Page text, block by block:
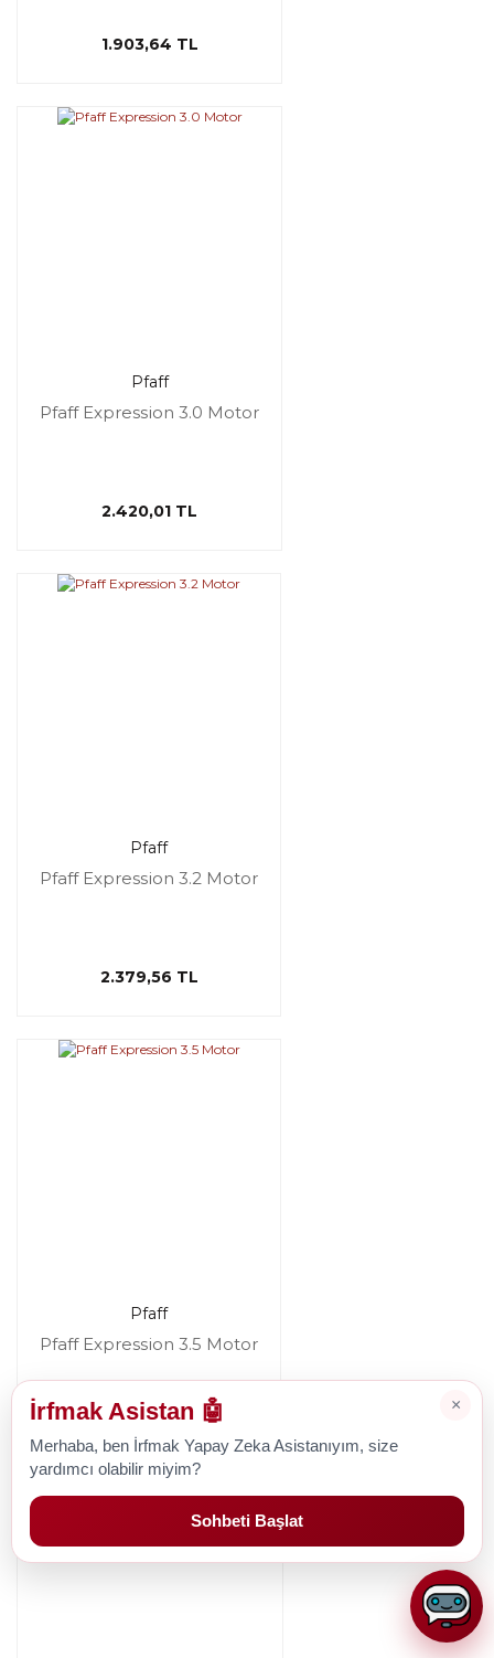
1.903,64 TL
Pfaff
Pfaff Expression 3.0 Motor
2.420,01 TL
Pfaff
Pfaff Expression 3.2 Motor
2.379,56 TL
Pfaff
Pfaff Expression 3.5 Motor
2.379,56 TL
×
İrfmak Asistan 🤖
Merhaba, ben İrfmak Yapay Zeka Asistanıyım, size
yardımcı olabilir miyim?
Sohbeti Başlat